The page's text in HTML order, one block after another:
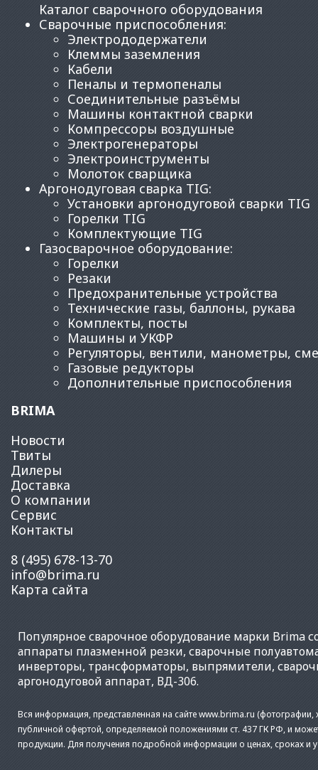
Каталог сварочного оборудования
Сварочные приспособления:
Электрододержатели
Клеммы заземления
Кабели
Пеналы и термопеналы
Соединительные разъёмы
Машины контактной сварки
Компрессоры воздушные
Электрогенераторы
Электроинструменты
Молоток сварщика
Аргонодуговая сварка TIG:
Установки аргонодуговой сварки TIG
Горелки TIG
Комплектующие TIG
Газосварочное оборудование:
Горелки
Резаки
Предохранительные устройства
Технические газы, баллоны, рукава
Комплекты, посты
Машины и УКФР
Регуляторы, вентили, манометры,
Газовые редукторы
Дополнительные приспособления
BRIMA
Новости
Твиты
Дилеры
Доставка
О компании
Сервис
Контакты
8 (495) 678-13-70
info@brima.ru
Карта сайта
Популярноесварочное оборудование марки Brima
аппараты плазменной резки, сварочные
инверторы, трансформаторы, выпрямители,
аргонодуговой аппарат, ВД-306.
Вся информация, представленная на сайте www.brima.ru (фотографии,
публичной офертой, определяемой положениями ст. 437 ГК РФ, и
продукции. Для получения подробной информации о ценах, сроках и